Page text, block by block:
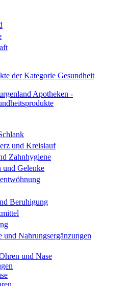
der Kategorie Gesundheit
und Kreislauf
Zahnhygiene
und Gelenke
Beruhigung
und Nahrungsergänzungen
und Nase